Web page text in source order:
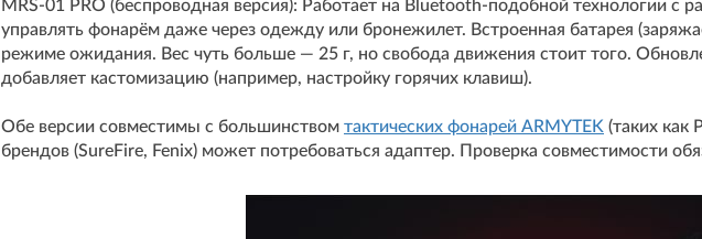
MRS-01 PRO (беспроводная версия): Работает на Bluetooth-подобной технологии с
управлять фонарём даже через одежду или бронежилет. Встроенная батарея
режиме ожидания. Вес чуть больше — 25 г, но свобода движения стоит того.
добавляет кастомизацию (например, настройку горячих клавиш).
Обе версии совместимы с большинством тактических фонарей ARMYTEK (таких как
брендов (SureFire, Fenix) может потребоваться адаптер. Проверка совместимости